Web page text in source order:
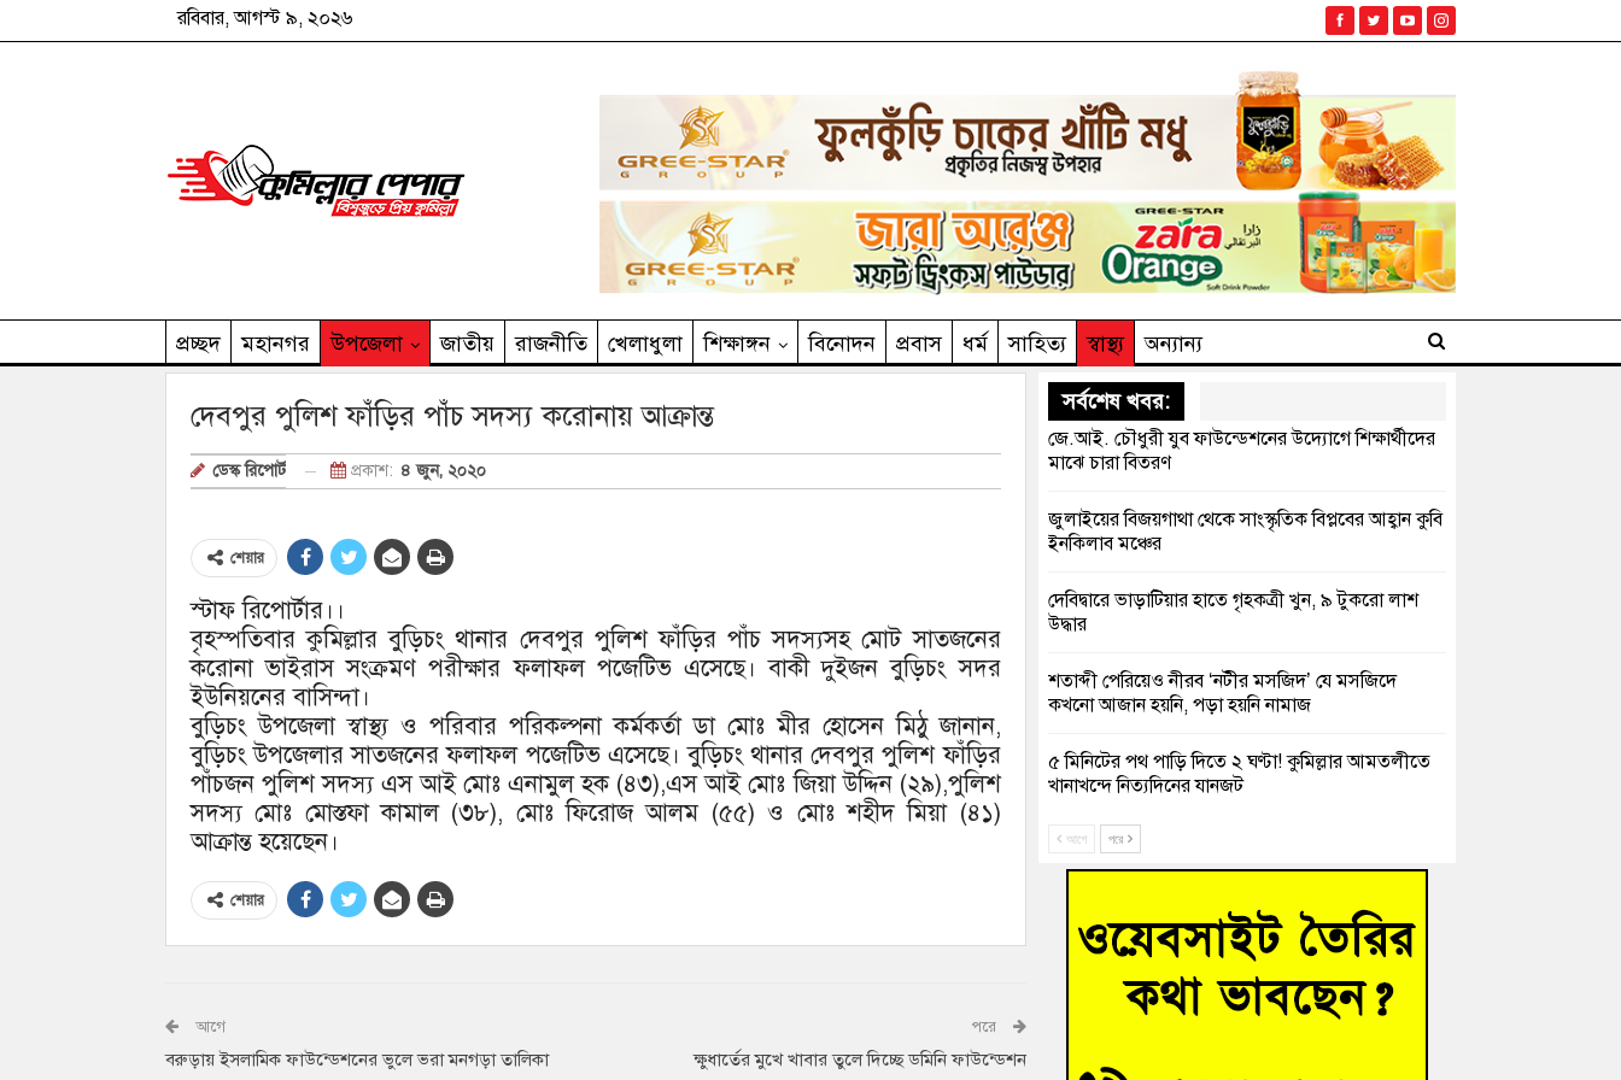
রবিবার, আগস্ট ৯, ২০২৬
প্রচ্ছদ মহানগর উপজেলা জাতীয় রাজনীতি খেলাধুলা শিক্ষাঙ্গন বিনোদন প্রবাস ধর্ম সাহিত‌্য স্বাস্থ্য
অন্যান্য
দেবপুর পুলিশ ফাঁড়ির পাঁচ সদস্য করোনায় আক্রান্ত
ডেস্ক রিপোর্ট প্রকাশ: ৪ জুন, ২০২০
শেয়ার
স্টাফ রিপোর্টার।।
বৃহস্পতিবার কুমিল্লার বুড়িচং থানার দেবপুর পুলিশ ফাঁড়ির পাঁচ সদস্যসহ মোট সাতজনের
করোনা ভাইরাস সংক্রমণ পরীক্ষার ফলাফল পজেটিভ এসেছে। বাকী দুইজন বুড়িচং সদর
ইউনিয়নের বাসিন্দা।
বুড়িচং উপজেলা স্বাস্থ্য ও পরিবার পরিকল্পনা কর্মকর্তা ডা মোঃ মীর হোসেন মিঠু জানান,
বুড়িচং উপজেলার সাতজনের ফলাফল পজেটিভ এসেছে। বুড়িচং থানার দেবপুর পুলিশ ফাঁড়ির
পাঁচজন পুলিশ সদস্য এস আই মোঃ এনামুল হক (৪৩),এস আই মোঃ জিয়া উদ্দিন (২৯),পুলিশ
সদস্য মোঃ মোস্তফা কামাল (৩৮), মোঃ ফিরোজ আলম (৫৫) ও মোঃ শহীদ মিয়া (৪১)
আক্রান্ত হয়েছেন।
শেয়ার
আগে
বরুড়ায় ইসলামিক ফাউন্ডেশনের ভুলে ভরা মনগড়া তালিকা
পরে
ক্ষুধার্তের মুখে খাবার তুলে দিচ্ছে ডমিনি ফাউন্ডেশন
সর্বশেষ খবর:
জে.আই. চৌধুরী যুব ফাউন্ডেশনের উদ্যোগে শিক্ষার্থীদের
মাঝে চারা বিতরণ
জুলাইয়ের বিজয়গাথা থেকে সাংস্কৃতিক বিপ্লবের আহ্বান কুবি
ইনকিলাব মঞ্চের
দেবিদ্বারে ভাড়াটিয়ার হাতে গৃহকত্রী খুন, ৯ টুকরো লাশ
উদ্ধার
শতাব্দী পেরিয়েও নীরব ‘নটীর মসজিদ’ যে মসজিদে
কখনো আজান হয়নি, পড়া হয়নি নামাজ
৫ মিনিটের পথ পাড়ি দিতে ২ ঘণ্টা! কুমিল্লার আমতলীতে
খানাখন্দে নিত্যদিনের যানজট
সাবেক তিন সভাপতির স্মরণ সভা করলো কুমিল্লা প্রেসক্লাব
বাংলাদেশি
বুড়িচংয়ে নিখোঁজের ৩ দিন পর ফিশারির পুকুরে
রিকশাচালকের মরদেহ উদ্ধার
“স্পেশাল ট্রাইব্যুনালে জুলাই গণহত্যার বিচার করেন,
আগে পরে